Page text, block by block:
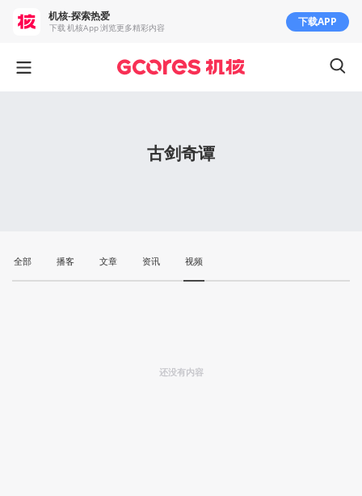
古剑奇谭
全部 播客 文章 资讯 视频
还没有内容
机核-探索热爱
下载 机核App 浏览更多精彩内容 下载APP